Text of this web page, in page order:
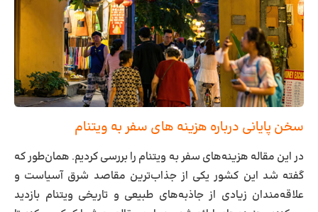
سخن پایانی درباره هزینه های سفر به ویتنام
در این مقاله هزینه‌های سفر به ویتنام را بررسی کردیم. همان‌طور که
گفته شد این کشور یکی از جذاب‌ترین مقاصد شرق آسیاست و
علاقه‌مندان زیادی از جاذبه‌های طبیعی و تاریخی ویتنام بازدید